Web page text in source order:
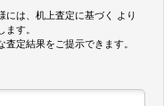
には、机上査定に基づく
より
ます。
査定結果をご提示できます。